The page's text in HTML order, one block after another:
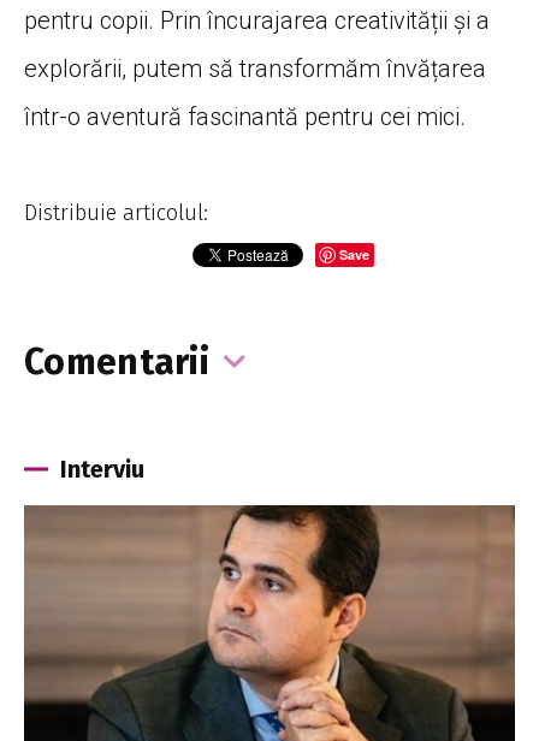
pentru copii. Prin încurajarea creativității și a
explorării, putem să transformăm învățarea
într-o aventură fascinantă pentru cei mici.
Distribuie articolul:
Save
Comentarii
Interviu